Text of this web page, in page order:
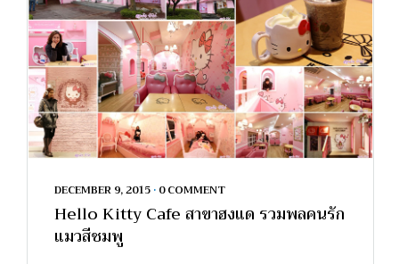
DECEMBER 9, 2015 • 0 COMMENT
Hello Kitty Cafe สาขาฮงแด รวมพลคนรัก
แมวสีชมพู